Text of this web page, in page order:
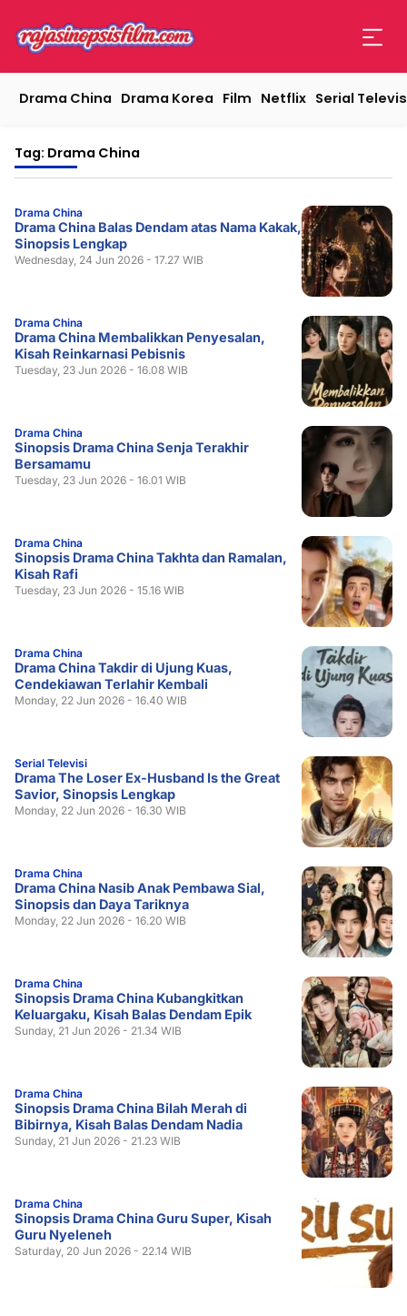
Drama China Drama Korea Film Netflix Serial
Tag: Drama China
Drama China
Drama China Balas Dendam atas Nama Kakak,
Sinopsis Lengkap
Wednesday, 24 Jun 2026 - 17.27 WIB
Drama China
Drama China Membalikkan Penyesalan,
Kisah Reinkarnasi Pebisnis
Tuesday, 23 Jun 2026 - 16.08 WIB
Drama China
Sinopsis Drama China Senja Terakhir
Bersamamu
Tuesday, 23 Jun 2026 - 16.01 WIB
Drama China
Sinopsis Drama China Takhta dan Ramalan,
Kisah Rafi
Tuesday, 23 Jun 2026 - 15.16 WIB
Drama China
Drama China Takdir di Ujung Kuas,
Cendekiawan Terlahir Kembali
Monday, 22 Jun 2026 - 16.40 WIB
Serial Televisi
Drama The Loser Ex-Husband Is the Great
Savior, Sinopsis Lengkap
Monday, 22 Jun 2026 - 16.30 WIB
Drama China
Drama China Nasib Anak Pembawa Sial,
Sinopsis dan Daya Tariknya
Monday, 22 Jun 2026 - 16.20 WIB
Drama China
Sinopsis Drama China Kubangkitkan
Keluargaku, Kisah Balas Dendam Epik
Sunday, 21 Jun 2026 - 21.34 WIB
Drama China
Sinopsis Drama China Bilah Merah di
Bibirnya, Kisah Balas Dendam Nadia
Sunday, 21 Jun 2026 - 21.23 WIB
Drama China
Sinopsis Drama China Guru Super, Kisah
Guru Nyeleneh
Saturday, 20 Jun 2026 - 22.14 WIB